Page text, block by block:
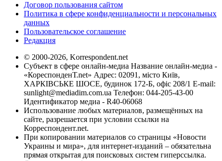
Договор пользования сайтом
Политика в сфере конфиденциальности и персональных
данных
Пользовательское соглашение
Редакция
© 2000-2026, Korrespondent.net
Субъект в сфере онлайн-медиа Название онлайн-медиа -
«КореспонденТ.net» Адрес: 02091, місто Київ,
ХАРКІВСЬКЕ ШОСЕ, будинок 172-Б, офіс 208/1 E-mail:
sunlight@mediadim.com.ua Телефон: 044-205-43-00
Идентификатор медиа - R40-06068
Использование любых материалов, размещённых на
сайте, разрешается при условии ссылки на
Корреспондент.net.
При копировании материалов со страницы «Новости
Украины и мира», для интернет-изданий – обязательна
прямая открытая для поисковых систем гиперссылка.